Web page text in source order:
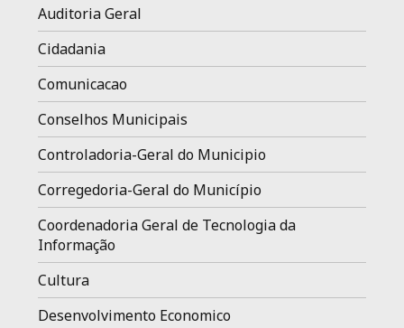
Auditoria Geral
Cidadania
Comunicacao
Conselhos Municipais
Controladoria-Geral do Municipio
Corregedoria-Geral do Município
Coordenadoria Geral de Tecnologia da
Informação
Cultura
Desenvolvimento Economico